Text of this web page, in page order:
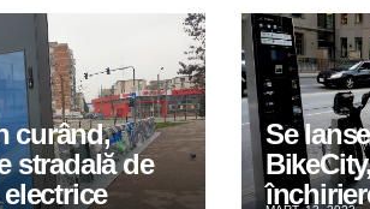
curând,
stradală de
Se